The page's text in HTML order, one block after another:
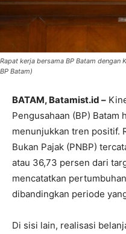
Rapat kerja bersama BP Batam dengan
BP Batam)
BATAM, Batamist.id –
Pengusahaan (BP) Batam
menunjukkan tren positif.
Bukan Pajak (PNBP)
atau 36,73 persen dari
mencatatkan
dibandingkan periode
Di sisi lain, realisasi